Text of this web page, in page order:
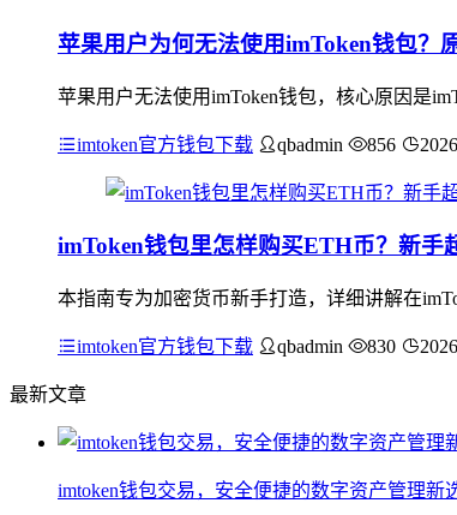
苹果用户为何无法使用imToken钱包？
苹果用户无法使用imToken钱包，核心原因是
imtoken官方钱包下载 qbadmin 856
imToken钱包里怎样购买ETH币？新手
本指南专为加密货币新手打造，详细讲解在
imtoken官方钱包下载 qbadmin 830
最新文章
imtoken钱包交易，安全便捷的数字资产管理新